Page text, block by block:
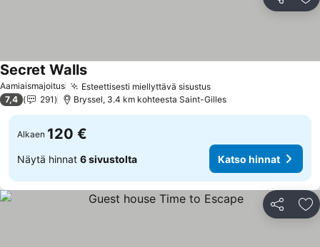
Jaa
Aamiaismajoitus Esteettisesti miellyttävä sisustus
Secret Walls
7,4 291 Bryssel, 3.4 km kohteesta Saint-Gilles
Alkaen 120 €
Näytä hinnat 6 sivustolta Katso hinnat
Jaa